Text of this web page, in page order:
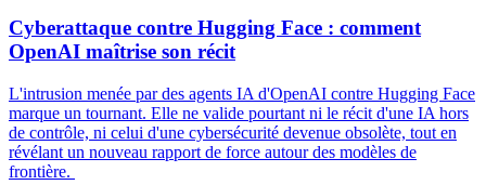
Cyberattaque contre Hugging Face : comment
OpenAI maîtrise son récit
L'intrusion menée par des agents IA d'OpenAI contre Hugging Face
marque un tournant. Elle ne valide pourtant ni le récit d'une IA hors
de contrôle, ni celui d'une cybersécurité devenue obsolète, tout en
révélant un nouveau rapport de force autour des modèles de
frontière.